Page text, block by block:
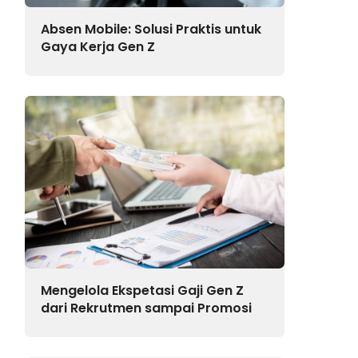
Absen Mobile: Solusi Praktis untuk
Gaya Kerja Gen Z
Mengelola Ekspetasi Gaji Gen Z
dari Rekrutmen sampai Promosi